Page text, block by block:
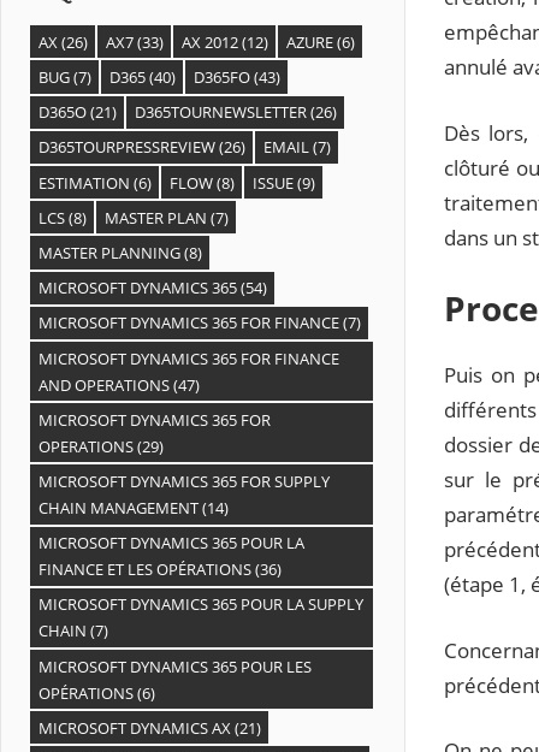
annulé
Dès
clôturé
dans un
Puis on
dossier
sur le
(étape 1,
AX(26) AX7(33) AX 2012(12) AZURE(6)
BUG(7) D365(40) D365FO(43)
D365O(21) D365TOURNEWSLETTER(26)
D365TOURPRESSREVIEW(26) EMAIL(7)
ESTIMATION (6) FLOW(8) ISSUE(9)
LCS(8) MASTER PLAN (7)
MASTER PLANNING(8)
MICROSOFT DYNAMICS 365(54)
MICROSOFT DYNAMICS 365 FOR FINANCE(7)
MICROSOFT DYNAMICS 365 FOR FINANCE
AND OPERATIONS(47)
MICROSOFT DYNAMICS 365 FOR
OPERATIONS(29)
MICROSOFT DYNAMICS 365 FOR SUPPLY
CHAIN MANAGEMENT(14)
MICROSOFT DYNAMICS 365 POUR LA
FINANCE ET LES OPÉRATIONS(36)
MICROSOFT DYNAMICS 365 POUR LA SUPPLY
CHAIN (7)
MICROSOFT DYNAMICS 365 POUR LES
OPÉRATIONS(6)
MICROSOFT DYNAMICS AX(21)